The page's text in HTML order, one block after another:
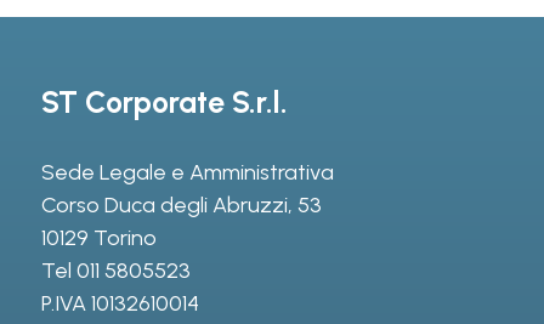
ST Corporate S.r.l.
Sede Legale e Amministrativa
Corso Duca degli Abruzzi, 53
10129 Torino
Tel 011 5805523
P.IVA 10132610014